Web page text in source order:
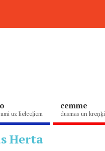
uz lielceļiem
cemme
dusmas un kreņķi
Herta